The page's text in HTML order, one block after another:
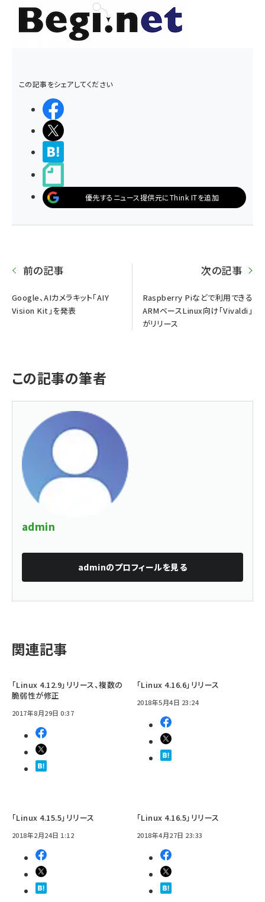
この記事をシェアしてください
優先するニュース提供元にThink ITを追加
前の記事
Google、AIカメラキット「AIY
Vision Kit」を発表
次の記事
Raspberry Piなどで利用できる
ARMベースLinux向け「Vivaldi」
がリリース
この記事の筆者
admin
adminのプロフィールを見る
関連記事
「Linux 4.12.9」リリース、複数の
脆弱性が修正
2017年8月29日 0:37
「Linux 4.16.6」リリース
2018年5月4日 23:24
「Linux 4.15.5」リリース
2018年2月24日 1:12
「Linux 4.16.5」リリース
2018年4月27日 23:33